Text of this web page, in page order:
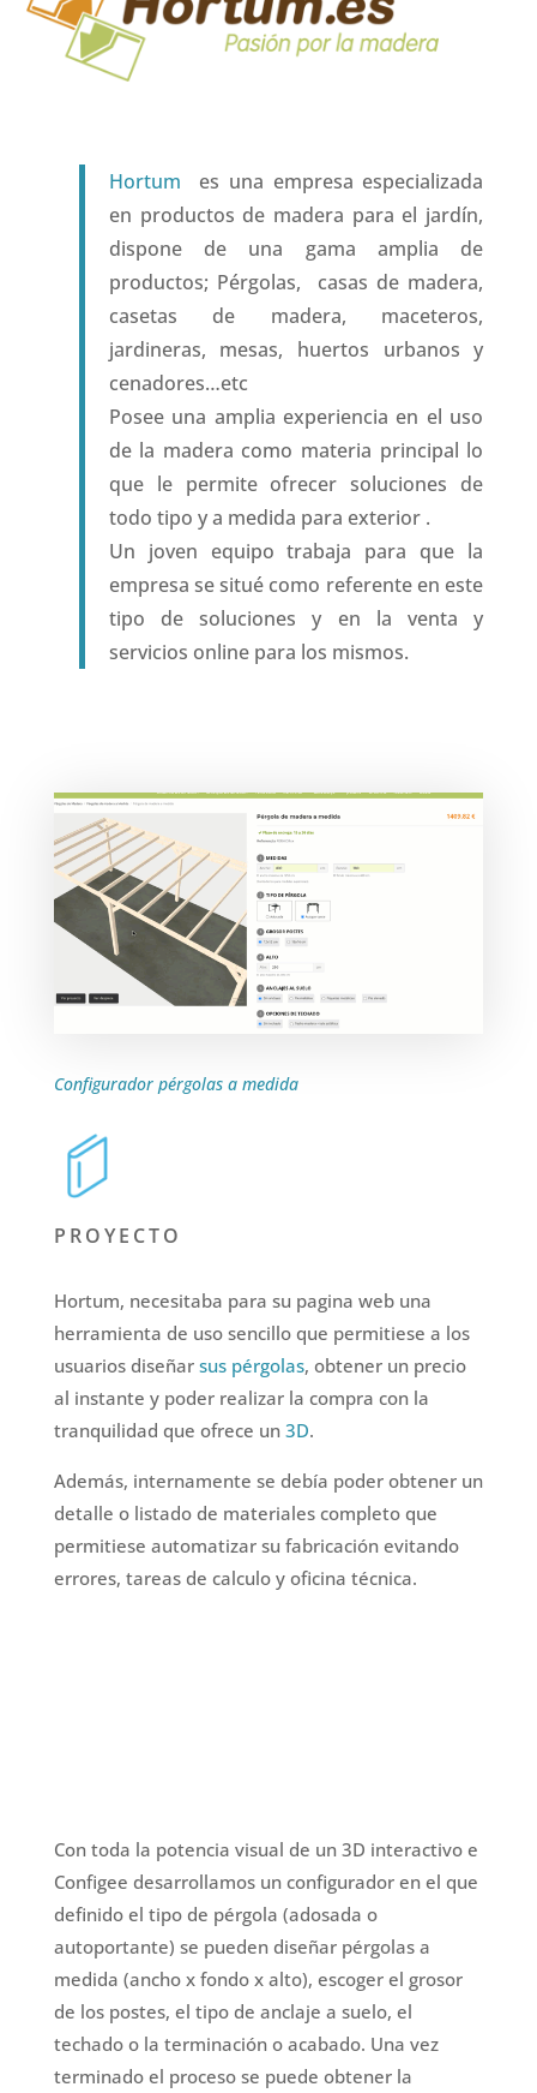
Hortum es una empresa especializada
en productos de madera para el jardín,
dispone de una gama amplia de
productos; Pérgolas, casas de madera,
casetas de madera, maceteros,
jardineras, mesas, huertos urbanos y
cenadores…etc
Posee una amplia experiencia en el uso
de la madera como materia principal lo
que le permite ofrecer soluciones de
todo tipo y a medida para exterior .
Un joven equipo trabaja para que la
empresa se situé como referente en este
tipo de soluciones y en la venta y
servicios online para los mismos.
Configurador pérgolas a medida
PROYECTO
Hortum, necesitaba para su pagina web una
herramienta de uso sencillo que permitiese a los
usuarios diseñar sus pérgolas, obtener un precio
al instante y poder realizar la compra con la
tranquilidad que ofrece un 3D.
Además, internamente se debía poder obtener un
detalle o listado de materiales completo que
permitiese automatizar su fabricación evitando
errores, tareas de calculo y oficina técnica.
Con toda la potencia visual de un 3D interactivo e
Configee desarrollamos un configurador en el que
definido el tipo de pérgola (adosada o
autoportante) se pueden diseñar pérgolas a
medida (ancho x fondo x alto), escoger el grosor
de los postes, el tipo de anclaje a suelo, el
techado o la terminación o acabado. Una vez
terminado el proceso se puede obtener la